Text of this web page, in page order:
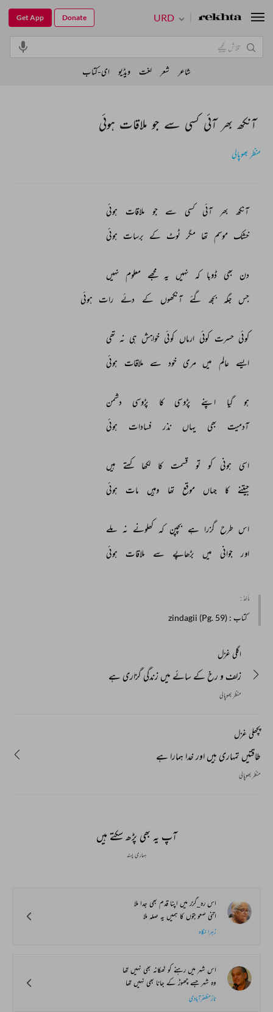
آنکھ بھر آئی کسی سے جو ملاقات ہوئی
منظر بھوپالی
آنکھ بھر آئی کسی سے جو ملاقات ہوئی
خشک موسم تھا مگر ٹوٹ کے برسات ہوئی
دن بھی ڈوبا کہ نہیں یہ مجھے معلوم نہیں
جس جگہ بجھ گئے آنکھوں کے دئے رات ہوئی
کوئی حسرت کوئی ارماں کوئی خواہش ہی نہ تھی
ایسے
عالم میں مری خود سے ملاقات ہوئی
ہو گیا اپنے پڑوسی کا پڑوسی
دشمن
آدمیت
بھی یہاں نذر فسادات ہوئی
اسی ہونی کو تو قسمت کا لکھا کہتے
ہیں
جیتنے
کا جہاں موقع تھا وہیں مات ہوئی
اس طرح گزرا ہے بچپن کہ کھلونے نہ ملے
اور
جوانی میں بڑھاپے سے ملاقات ہوئی
مأخذ :
کتاب : zindagii (Pg. 59)
اگلی غزل
زلف و رخ کے سائے میں زندگی گزاری ہے
منظر بھوپالی
پچھلی غزل
طاقتیں تمہاری ہیں اور خدا ہمارا ہے
منظر بھوپالی
آپ یہ بھی پڑھ سکتے ہیں
ہماری پسند
اس رہ_گزر میں اپنا قدم بھی جدا ملا
اتنی صعوبتوں کا ہمیں یہ صلہ ملا
زہرا نگاہ
اس شہر میں رہنے کو ٹھکانہ بھی نہیں تھا
وہ شہر جسے چھوڑ کے جانا بھی نہیں تھا
نازمظفرآبادی
URD
Get App Donate
شاعر شعر لغت ویڈیو ای-کتاب